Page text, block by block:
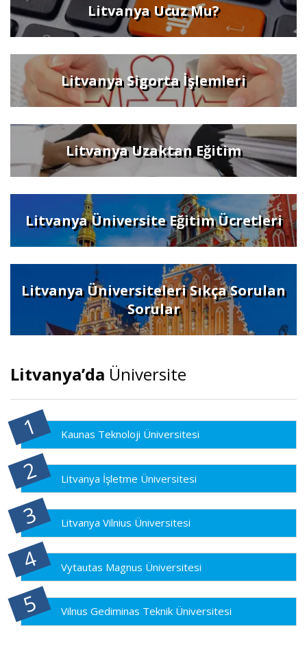
Litvanya Ucuz Mu?
Litvanya Sigorta İşlemleri
Litvanya Uzaktan Eğitim
Litvanya Üniversite Eğitim Ücretleri
Litvanya Üniversiteleri Sıkça Sorulan
Sorular
Litvanya’da Üniversite
Kaunas Teknoloji Üniversitesi
Litvanya İşletme Üniversitesi
Litvanya Vilnius Üniversitesi
Vytautas Magnus Üniversitesi
Vilnus Gediminas Teknik Üniversitesi